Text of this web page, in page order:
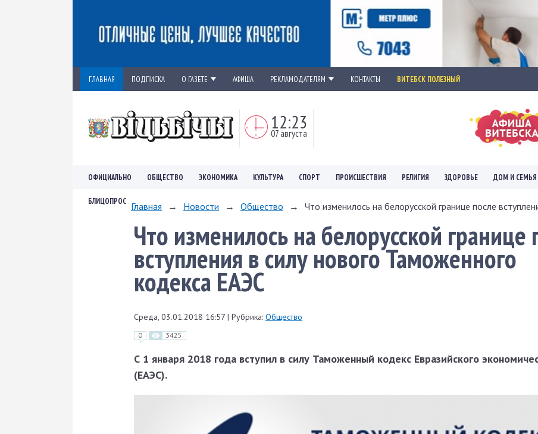
ГЛАВНАЯ ПОДПИСКА О ГАЗЕТЕ АФИША РЕКЛАМОДАТЕЛЯМ КОНТАКТЫ ВИТЕБСК ПОЛЕЗНЫЙ
12:23
07 августа
ОФИЦИАЛЬНО ОБЩЕСТВО ЭКОНОМИКА КУЛЬТУРА СПОРТ ПРОИСШЕСТВИЯ РЕЛИГИЯ ЗДОРОВЬЕ ДОМ И СЕМЬЯ
БЛИЦОПРОС Главная → Новости → Общество → Что изменилось на белорусской границе после
Что изменилось на белорусской границе
вступления в силу нового Таможенного
кодекса ЕАЭС
Среда, 03.01.2018 16:57 | Рубрика: Общество
0 3425
С 1 января 2018 года вступил в силу Таможенный кодекс Евразийского
(ЕАЭС).